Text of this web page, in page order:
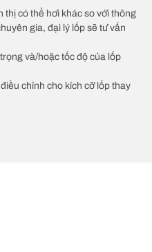
thị có thể hơi khác so với thông
gia, đại lý lốp sẽ tư vấn
và/hoặc tốc độ của lốp
chỉnh cho kích cỡ lốp thay